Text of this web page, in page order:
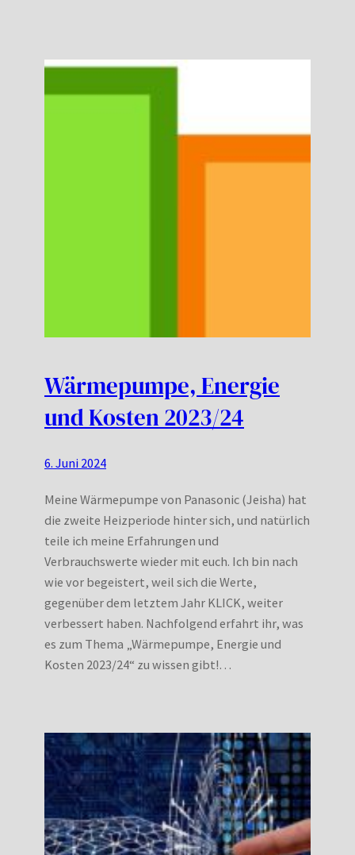
Wärmepumpe, Energie
und Kosten 2023/24
6. Juni 2024
Meine Wärmepumpe von Panasonic (Jeisha) hat
die zweite Heizperiode hinter sich, und natürlich
teile ich meine Erfahrungen und
Verbrauchswerte wieder mit euch. Ich bin nach
wie vor begeistert, weil sich die Werte,
gegenüber dem letztem Jahr KLICK, weiter
verbessert haben. Nachfolgend erfahrt ihr, was
es zum Thema „Wärmepumpe, Energie und
Kosten 2023/24“ zu wissen gibt!…